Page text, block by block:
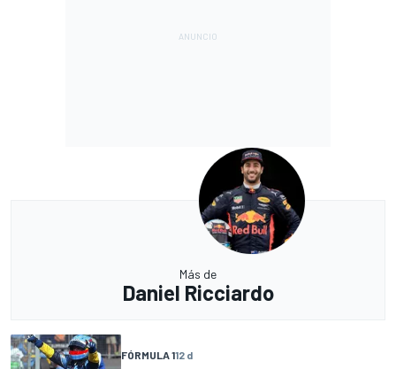
Más de
Daniel Ricciardo
FÓRMULA 112 d